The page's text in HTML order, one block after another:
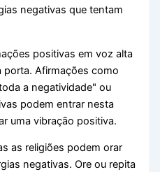
negativas que tentam
positivas em voz alta
porta. Afirmações como
a negatividade" ou
podem entrar nesta
uma vibração positiva.
as religiões podem orar
negativas. Ore ou repita